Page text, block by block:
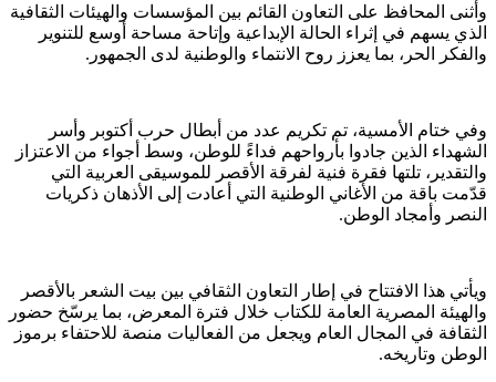
وأثنى المحافظ على التعاون القائم بين المؤسسات والهيئات الثقافية
الذي يسهم في إثراء الحالة الإبداعية وإتاحة مساحة أوسع للتنوير
والفكر الحر، بما يعزز روح الانتماء والوطنية لدى الجمهور.
وفي ختام الأمسية، تم تكريم عدد من أبطال حرب أكتوبر وأسر
الشهداء الذين جادوا بأرواحهم فداءً للوطن، وسط أجواء من الاعتزاز
والتقدير، تلتها فقرة فنية لفرقة الأقصر للموسيقى العربية التي
قدّمت باقة من الأغاني الوطنية التي أعادت إلى الأذهان ذكريات
النصر وأمجاد الوطن.
ويأتي هذا الافتتاح في إطار التعاون الثقافي بين بيت الشعر بالأقصر
والهيئة المصرية العامة للكتاب خلال فترة المعرض، بما يرسّخ حضور
الثقافة في المجال العام ويجعل من الفعاليات منصة للاحتفاء برموز
الوطن وتاريخه.